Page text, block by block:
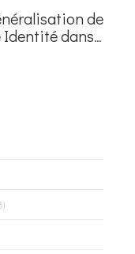
de
dans